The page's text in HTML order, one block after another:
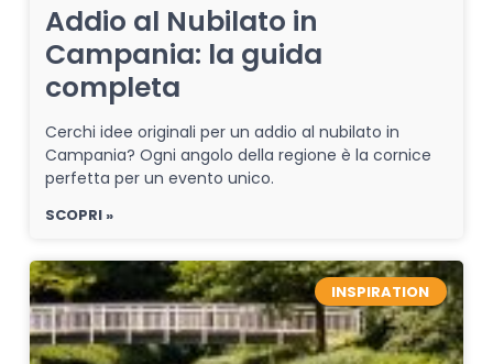
Addio al Nubilato in
Campania: la guida
completa
Cerchi idee originali per un addio al nubilato in
Campania? Ogni angolo della regione è la cornice
perfetta per un evento unico.
SCOPRI »
INSPIRATION